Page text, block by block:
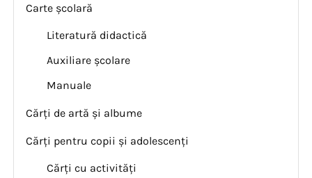
Carte școlară
Literatură didactică
Auxiliare școlare
Manuale
Cărți de artă și albume
Cărți pentru copii și adolescenți
Cărți cu activități